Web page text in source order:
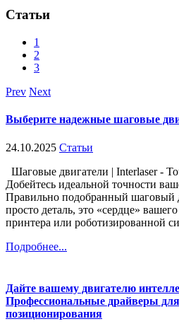
Статьи
1
2
3
Prev Next
Выберите надежные шаговые
24.10.2025 Статьи
Шаговые двигатели | Interlaser -
Добейтесь идеальной точности
Правильно подобранный шаговый
просто деталь, это «сердце»
принтера или роботизированной
Подробнее...
Дайте вашему двигателю
Профессиональные драйверы
позиционирования